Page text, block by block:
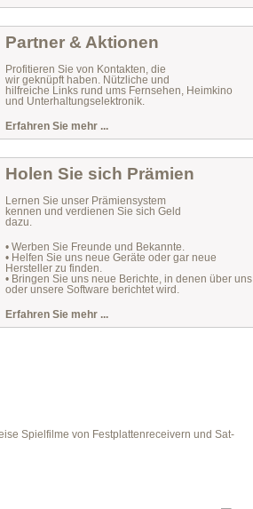
Partner & Aktionen
Profitieren Sie von Kontakten, die
wir geknüpft haben. Nützliche und
hilfreiche Links rund ums Fernsehen, Heimkino
und Unterhaltungselektronik.
Erfahren Sie mehr ...
Holen Sie sich Prämien
Lernen Sie unser Prämiensystem
kennen und verdienen Sie sich Geld
dazu.
• Werben Sie Freunde und Bekannte.
• Helfen Sie uns neue Geräte oder gar neue
Hersteller zu finden.
• Bringen Sie uns neue Berichte, in denen über uns
oder unsere Software berichtet wird.
Erfahren Sie mehr ...
Spielfilme von Festplattenreceivern und Sat-